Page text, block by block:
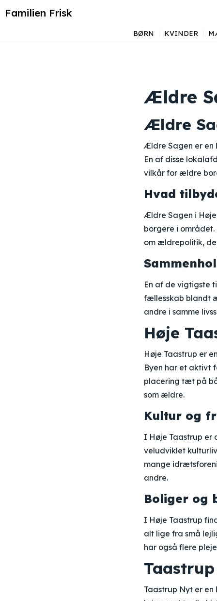
Familien Frisk
BØRN KVINDER
Ældre
Ældre
Ældre Sagen er en
En af disse
vilkår for ældre
Hvad
Ældre Sagen i
borgere i
om ældrepolitik,
En af de vigtigste
fællesskab blandt
andre i samme
Høje
Høje Taastrup er
Byen har et aktivt
placering tæt på
som ældre.
Kultur og
I Høje Taastrup er
veludviklet
mange
andre.
Boliger og
I Høje Taastrup
alt lige fra små
har også flere
Taastrup Nyt er